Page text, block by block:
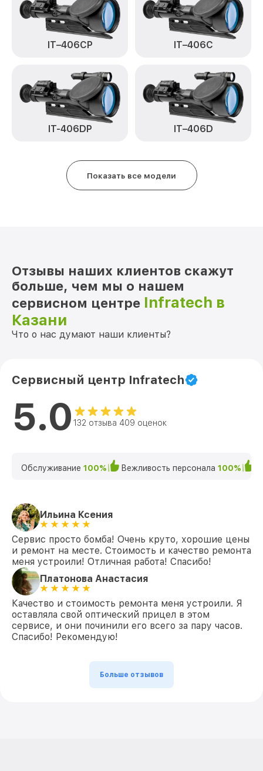
IT–406СP IT–406С
IT-406DP IT–406D
Показать все модели
Отзывы наших клиентов скажут
больше, чем мы о нашем
сервисном центре Infratech в
Казани
Что о нас думают наши клиенты?
Сервисный центр Infratech
5.0 132 отзыва 409 оценок
Обслуживание 100% Вежливость персонала 100%
Ильина Ксения
Сервис просто бомба! Очень круто, хорошие цены
и ремонт на месте. Стоимость и качество ремонта
меня устроили! Отличная работа! Спасибо!
Платонова Анастасия
Качество и стоимость ремонта меня устроили. Я
оставляла свой оптический прицел в этом
сервисе, и они починили его всего за пару часов.
Спасибо! Рекомендую!
Больше отзывов